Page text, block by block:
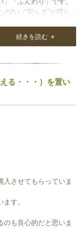
ない”安らぎ”が得ら
た。
、
続きを読む +
る・・・）を置い
入させてもらっていま
す。
のも良心的だと思いま